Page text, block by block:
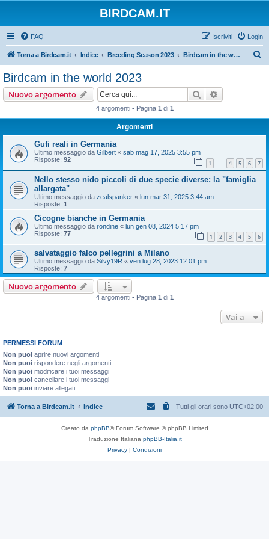
BIRDCAM.IT
FAQ Login
Iscriviti
Torna a Birdcam.it Indice Breeding Season 2023 Birdcam in the world 2023
Birdcam in the world 2023
Nuovo argomento Cerca
4 argomenti • Pagina 1 di 1
Argomenti
Gufi reali in Germania
Ultimo messaggio da Gilbert « sab mag 17, 2025 3:55 pm
Risposte: 92 1 … 4 5 6 7
Nello stesso nido piccoli di due specie diverse: la "famiglia
allargata"
Ultimo messaggio da zealspanker « lun mar 31, 2025 3:44 am
Risposte: 1
Cicogne bianche in Germania
Ultimo messaggio da rondine « lun gen 08, 2024 5:17 pm
Risposte: 77 1 2 3 4 5 6
salvataggio falco pellegrini a Milano
Ultimo messaggio da Silvy19R « ven lug 28, 2023 12:01 pm
Risposte: 7
Nuovo argomento
4 argomenti • Pagina 1 di 1
Vai a
PERMESSI FORUM
Non puoi aprire nuovi argomenti
Non puoi rispondere negli argomenti
Non puoi modificare i tuoi messaggi
Non puoi cancellare i tuoi messaggi
Non puoi inviare allegati
Torna a Birdcam.it Indice Tutti gli orari sono UTC+02:00
Creato da phpBB® Forum Software © phpBB Limited
Traduzione Italiana phpBB-Italia.it
Privacy | Condizioni